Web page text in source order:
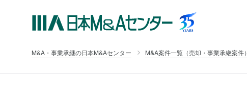
M&A・事業承継の日本M&Aセンター M&A案件一覧（売却・事業承継案件）